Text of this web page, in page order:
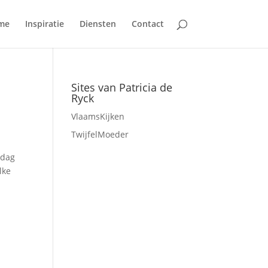
Inspiratie Diensten Contact
Sites van Patricia de
Ryck
VlaamsKijken
TwijfelMoeder